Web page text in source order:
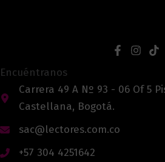
Encuéntranos
Carrera 49 A Nº 93 - 06 Of 5
Castellana, Bogotá.
sac@lectores.com.co
+57 304 4251642